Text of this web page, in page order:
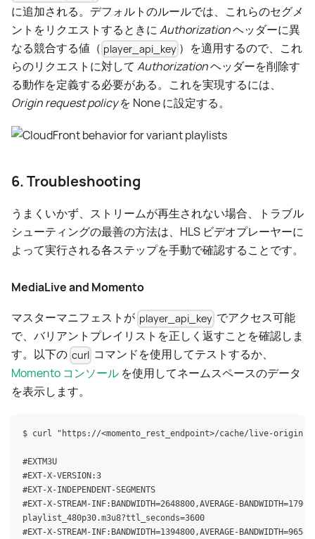
に追加される。デフォルトのルールでは、これらのセグメ
ントをリクエストするときにAuthorizationヘッダーに異
なる競合する値（ player_api_key ）を適用するので、これ
らのリクエストに対して Authorizationヘッダーを削除す
る動作を定義する必要がある。これを実現するには、
Origin request policyを None に設定する。
6. Troubleshooting
うまくいかず、ストリームが再生されない場合、トラブル
シューティングの最善の方法は、HLS ビデオプレーヤーに
よって実行される各ステップを手動で確認することです。
MediaLive and Momento
マスターマニフェストが player_api_key でアクセス可能
で、バリアントプレイリストを正しく返すことを確認しま
す。以下の curl コマンドを使用してテストするか、
Momento コンソール を使用してネームスペースのデータ
を表示します。
$ curl "https://<momento_rest_endpoint>/cache/live-origin/
#EXTM3U
#EXT-X-VERSION:3
#EXT-X-INDEPENDENT-SEGMENTS
#EXT-X-STREAM-INF:BANDWIDTH=2648800,AVERAGE-
playlist_480p30.m3u8?ttl_seconds=3600
#EXT-X-STREAM-INF:BANDWIDTH=1394800,AVERAGE-